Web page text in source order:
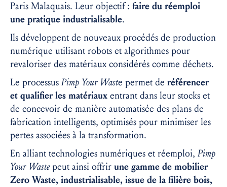
Paris Malaquais. Leur objectif : faire du réemploi
une pratique industrialisable.
Ils développent de nouveaux procédés de production
numérique utilisant robots et algorithmes pour
revaloriser des matériaux considérés comme déchets.
Le processus Pimp Your Waste permet de référencer
et qualifier les matériaux entrant dans leur stocks et
de concevoir de manière automatisée des plans de
fabrication intelligents, optimisés pour minimiser les
pertes associées à la transformation.
En alliant technologies numériques et réemploi, Pimp
Your Wastepeut ainsi offrir une gamme de mobilier
Zero Waste, industrialisable, issue de la filière bois,